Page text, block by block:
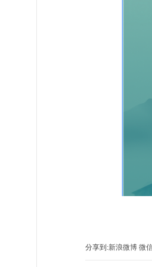
分享到:新浪微博 微